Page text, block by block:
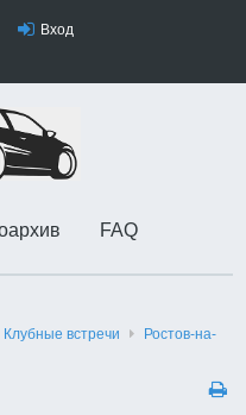
Вход
FAQ
Клубные встречи
Ростов-на-